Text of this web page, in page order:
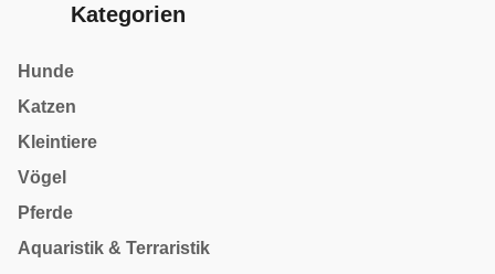
Kategorien
Hunde
Katzen
Kleintiere
Vögel
Pferde
Aquaristik & Terraristik